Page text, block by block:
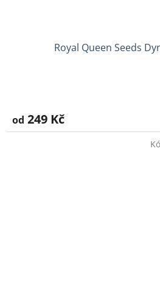
Royal Queen Seeds
je
4,5
od 249 Kč